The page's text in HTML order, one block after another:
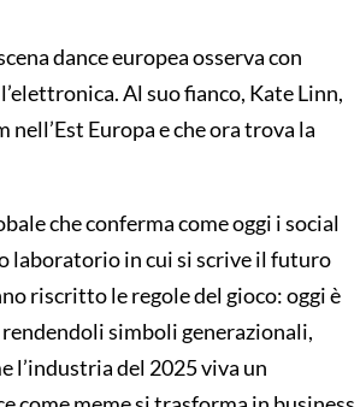
dance europea osserva con
Al suo fianco, Kate Linn,
Europa e che ora trova la
che conferma come oggi i social
laboratorio in cui si scrive il futuro
riscritto le regole del gioco: oggi è
simboli generazionali,
l’industria del 2025 viva un